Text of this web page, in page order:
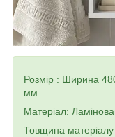
Розмір : Ширина
мм
Матеріал:
Товщина